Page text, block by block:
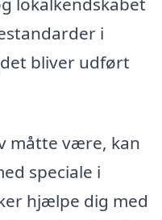
i
bliver udført
måtte være, kan
speciale i
hjælpe dig med